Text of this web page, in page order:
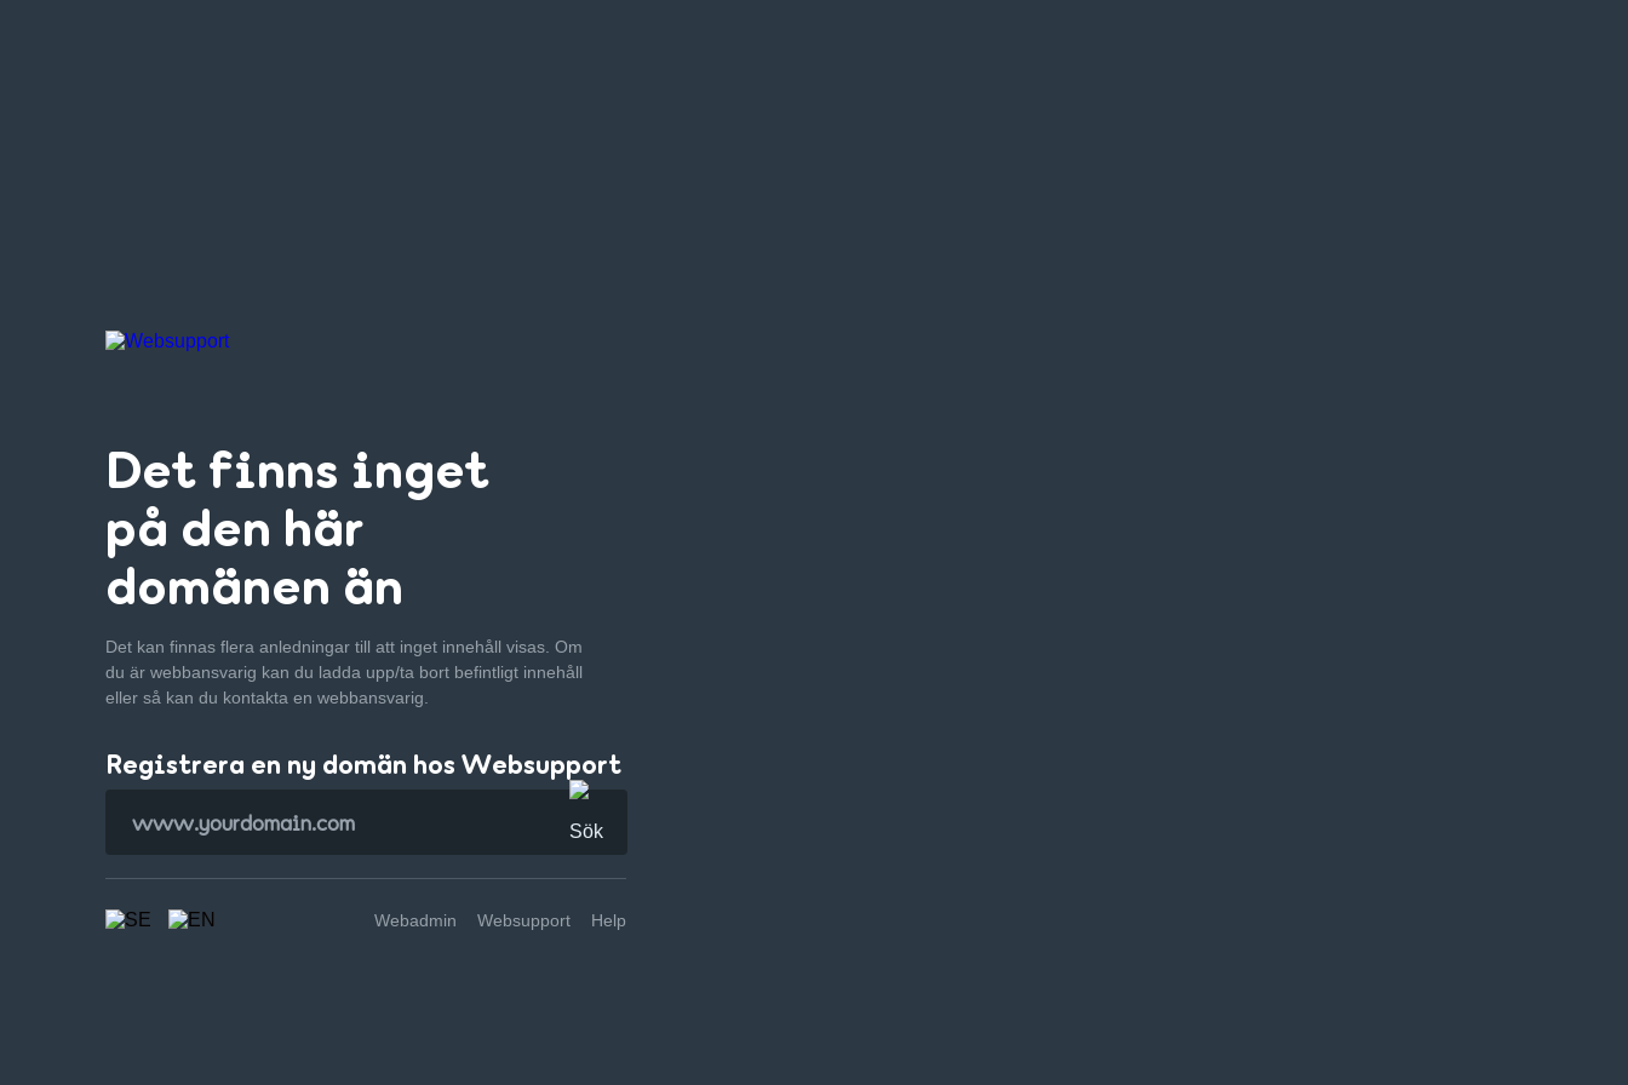
Det finns inget
på den här
domänen än
Det kan finnas flera anledningar till att inget innehåll visas. Om
du är webbansvarig kan du ladda upp/ta bort befintligt innehåll
eller så kan du kontakta en webbansvarig.
Registrera en ny domän hos Websupport
Webadmin Websupport Help